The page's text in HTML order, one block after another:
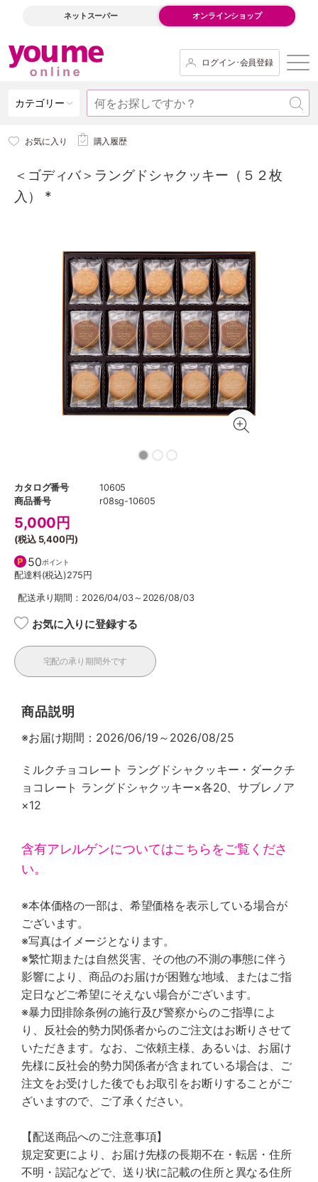
ネットスーパー オンラインショップ
ログイン･会員登録
カテゴリー
お気に入り 購入履歴
＜ゴディバ＞ラングドシャクッキー（５２枚
入） *
カタログ番号
10605
商品番号
r08sg-10605
5,000 円
(税込 5,400円)
50ポイント
配達料(税込)275円
配送承り期間：2026/04/03～2026/08/03
お気に入りに登録する
宅配の承り期間外です
商品説明
※お届け期間：2026/06/19～2026/08/25
ミルクチョコレート ラングドシャクッキー・ダークチ
ョコレート ラングドシャクッキー×各20、サブレノア
×12
含有アレルゲンについてはこちらをご覧くださ
い。
※本体価格の一部は、希望価格を表示している場合が
ございます。
※写真はイメージとなります。
※繁忙期または自然災害、その他の不測の事態に伴う
影響により、商品のお届けが困難な地域、またはご指
定日などご希望にそえない場合がございます。
※暴力団排除条例の施行及び警察からのご指導によ
り、反社会的勢力関係者からのご注文はお断りさせて
いただきます。なお、ご依頼主様、あるいは、お届け
先様に反社会的勢力関係者が含まれている場合は、ご
注文をお受けした後でもお取引をお断りすることがご
ざいますので、ご了承ください。
【配送商品へのご注意事項】
規定変更により、お届け先様の長期不在・転居・住所
不明・誤記などで、送り状に記載の住所と異なる住所